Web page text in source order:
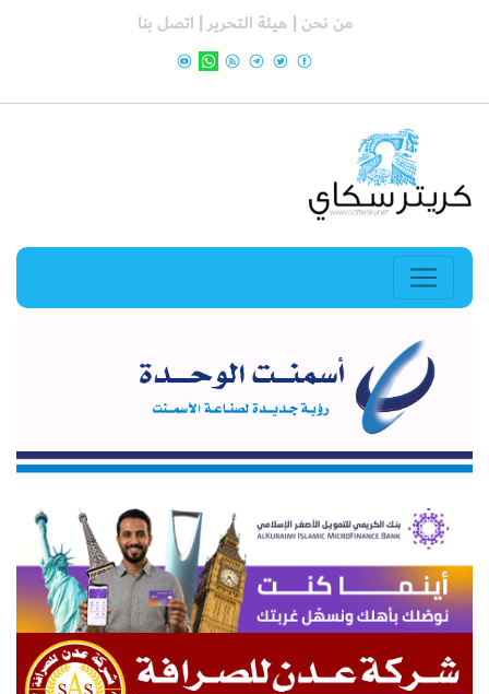
من نحن | هيئة التحرير | اتصل بنا